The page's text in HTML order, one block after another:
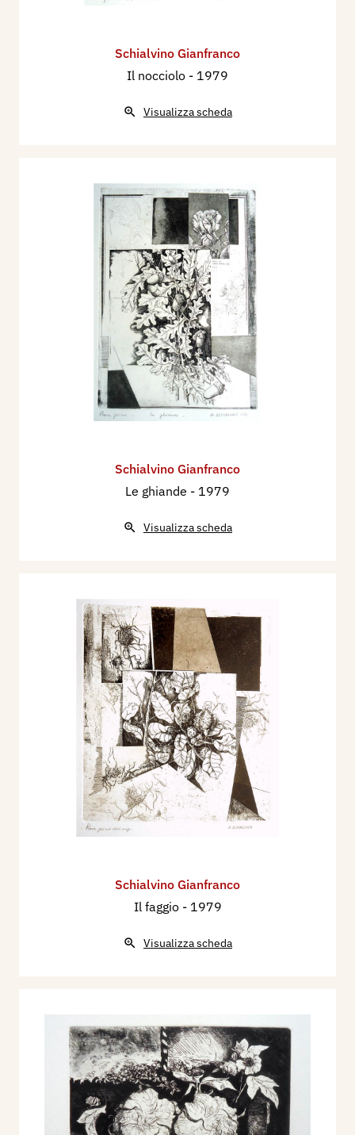
Schialvino ​Gianfranco
Il nocciolo - 1979
Visualizza scheda
Schialvino ​Gianfranco
Le ghiande - 1979
Visualizza scheda
Schialvino ​Gianfranco
Il faggio - 1979
Visualizza scheda